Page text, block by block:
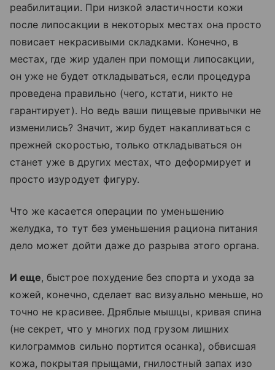
реабилитации. При низкой эластичности кожи
после липосакции в некоторых местах она просто
повисает некрасивыми складками. Конечно, в
местах, где жир удален при помощи липосакции,
он уже не будет откладываться, если процедура
проведена правильно (чего, кстати, никто не
гарантирует). Но ведь ваши пищевые привычки не
изменились? Значит, жир будет накапливаться с
прежней скоростью, только откладываться он
станет уже в других местах, что деформирует и
просто изуродует фигуру.
Что же касается операции по уменьшению
желудка, то тут без уменьшения рациона питания
дело может дойти даже до разрыва этого органа.
И еще, быстрое похудение без спорта и ухода за
кожей, конечно, сделает вас визуально меньше, но
точно не красивее. Дряблые мышцы, кривая спина
(не секрет, что у многих под грузом лишних
килограммов сильно портится осанка), обвисшая
кожа, покрытая прыщами, гнилостный запах изо